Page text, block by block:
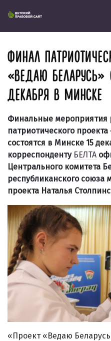
ФИНАЛ
«ВЕДАЮ БЕЛАРУСЬ»
ДЕКАБРЯ В МИНСКЕ
Финальные мероприятия
патриотического
состоятся в Минске 15
корреспонденту БЕЛТА
Центрального комитета
республиканского союза
проекта Наталья
«Проект «Ведаю